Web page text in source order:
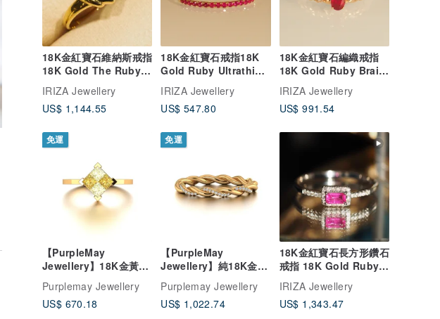
18K金紅寶石維納斯戒指
18K Gold The Ruby
Venus Ring
IRIZA Jewellery
US$ 1,144.55
18K金紅寶石戒指18K
Gold Ruby Ultrathin
Band
IRIZA Jewellery
US$ 547.80
18K金紅寶石編織戒指
18K Gold Ruby Braid
Ring
IRIZA Jewellery
US$ 991.54
免運
【PurpleMay
Jewellery】18K金黃色
藍寶石方形石戒指 -
R063
Purplemay Jewellery
US$ 670.18
免運
【PurpleMay
Jewellery】純18K金麻
花辮紅寶石戒指 婚戒訂
製 R015
Purplemay Jewellery
US$ 1,022.74
18K金紅寶石長方形鑽石
戒指 18K Gold Ruby
Baguette Diamond
Rin
IRIZA Jewellery
US$ 1,343.47